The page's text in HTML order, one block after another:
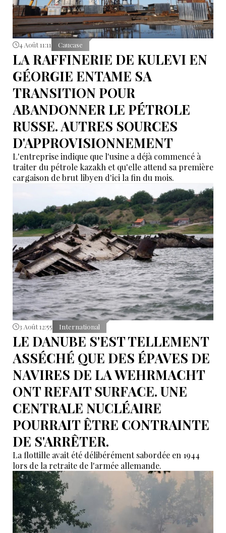
4 Août 11:11 Caucase
LA RAFFINERIE DE KULEVI EN
GÉORGIE ENTAME SA
TRANSITION POUR
ABANDONNER LE PÉTROLE
RUSSE. AUTRES SOURCES
D'APPROVISIONNEMENT
L'entreprise indique que l'usine a déjà commencé à
traiter du pétrole kazakh et qu'elle attend sa première
cargaison de brut libyen d'ici la fin du mois.
3 Août 12:55 International
LE DANUBE S'EST TELLEMENT
ASSÉCHÉ QUE DES ÉPAVES DE
NAVIRES DE LA WEHRMACHT
ONT REFAIT SURFACE. UNE
CENTRALE NUCLÉAIRE
POURRAIT ÊTRE CONTRAINTE
DE S'ARRÊTER.
La flottille avait été délibérément sabordée en 1944
lors de la retraite de l'armée allemande.